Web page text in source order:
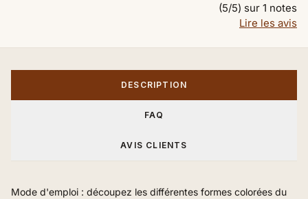
(5/5) sur 1 notes
Lire les avis
DESCRIPTION
FAQ
AVIS CLIENTS
Mode d'emploi : découpez les différentes formes colorées du